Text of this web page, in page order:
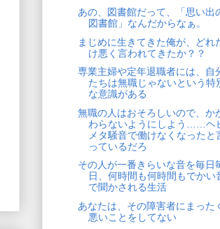
あの、図書館だって、「思い出
図書館」なんだからなぁ。
まじめに生きてきた俺が、どれ
け悪く言われてきたか？？
専業主婦や定年退職者には、自
たちは無職じゃないという特
な意識がある
無職の人はおそろしいので、か
わらないようにしよう……ヘ
メタ騒音で働けなくなったと
っているだろ
その人が一番きらいな音を毎日
日、何時間も何時間もでかい
で聞かされる生活
あなたは、その障害者にまった
悪いことをしてない